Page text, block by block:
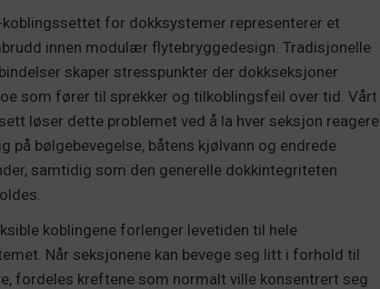
koblingssettet for dokksystemer representerer et
innen modulær flytebryggedesign. Tradisjonelle
skaper stresspunkter der dokkseksjoner
som fører til sprekker og tilkoblingsfeil over tid. Vårt
løser dette problemet ved å la hver seksjon reagere
på bølgebevegelse, båtens kjølvann og endrede
samtidig som den generelle dokkintegriteten
koblingene forlenger levetiden til hele
Når seksjonene kan bevege seg litt i forhold til
fordeles kreftene som normalt ville konsentrert seg